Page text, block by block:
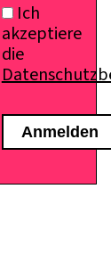
Ich
akzeptiere
die